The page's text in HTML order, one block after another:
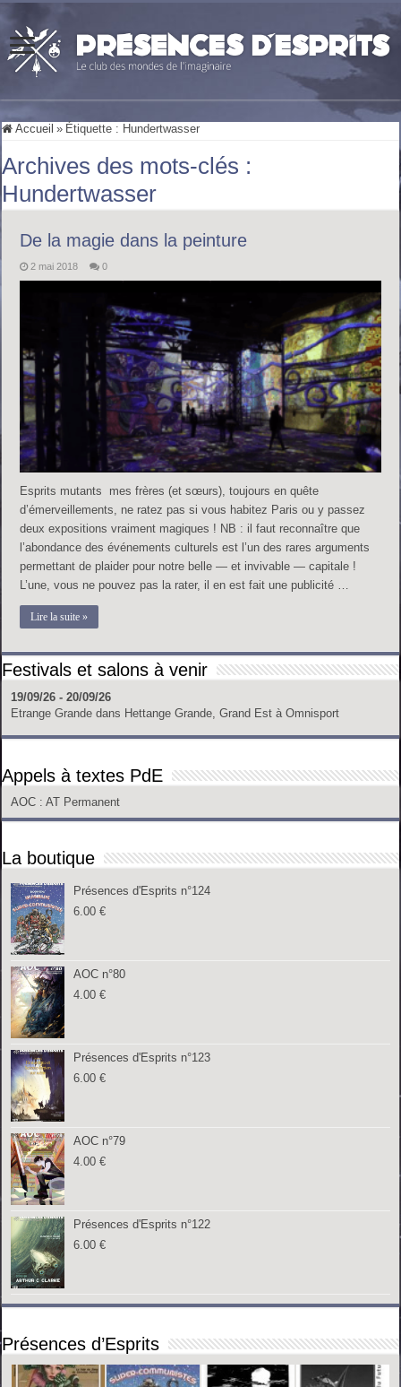
Accueil » Étiquette : Hundertwasser
Archives des mots-clés :
Hundertwasser
De la magie dans la peinture
2 mai 2018 0
Esprits mutants mes frères (et sœurs), toujours en quête
d’émerveillements, ne ratez pas si vous habitez Paris ou y passez
deux expositions vraiment magiques ! NB : il faut reconnaître que
l’abondance des événements culturels est l’un des rares arguments
permettant de plaider pour notre belle — et invivable — capitale !
L’une, vous ne pouvez pas la rater, il en est fait une publicité …
Lire la suite »
Festivals et salons à venir
19/09/26 - 20/09/26
Etrange Grande dans Hettange Grande, Grand Est à Omnisport
Appels à textes PdE
AOC : AT Permanent
La boutique
Présences d'Esprits n°124
6.00€
AOC n°80
4.00€
Présences d'Esprits n°123
6.00€
AOC n°79
4.00€
Présences d'Esprits n°122
6.00€
Présences d’Esprits